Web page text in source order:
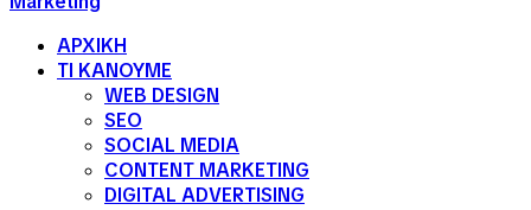
ΑΡΧΙΚΗ
ΤΙ ΚΑΝΟΥΜΕ
WEB DESIGN
SEO
SOCIAL MEDIA
CONTENT MARKETING
DIGITAL ADVERTISING